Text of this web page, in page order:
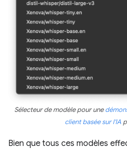
Sélecteur de modèle pour une
client basée sur l'IA
Bien que tous ces modèles